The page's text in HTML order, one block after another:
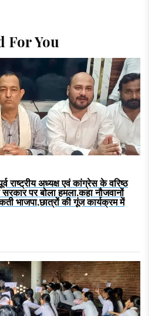
For You
राष्ट्रीय अध्यक्ष एवं कांग्रेस के वरिष्ठ
पर बोला हमला,कहा नौजवानों
भाजपा,छात्रों की गूंज कार्यक्रम में